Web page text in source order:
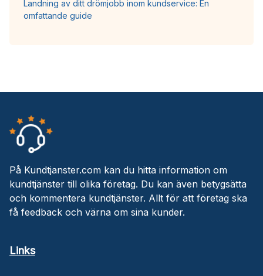
Landning av ditt drömjobb inom kundservice: En
omfattande guide
På Kundtjanster.com kan du hitta information om
kundtjänster till olika företag. Du kan även betygsätta
och kommentera kundtjänster. Allt för att företag ska
få feedback och värna om sina kunder.
Links